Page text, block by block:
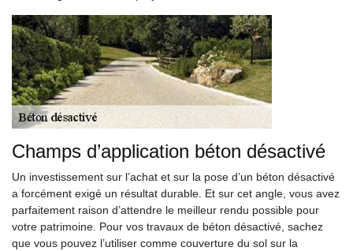
Champs d’application béton désactivé
Un investissement sur l’achat et sur la pose d’un béton désactivé
a forcément exigé un résultat durable. Et sur cet angle, vous avez
parfaitement raison d’attendre le meilleur rendu possible pour
votre patrimoine. Pour vos travaux de béton désactivé, sachez
que vous pouvez l’utiliser comme couverture du sol sur la